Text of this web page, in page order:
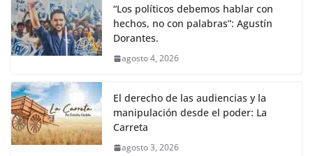
“Los políticos debemos hablar con
hechos, no con palabras”: Agustín
Dorantes.
agosto 4, 2026
El derecho de las audiencias y la
manipulación desde el poder: La
Carreta
agosto 3, 2026